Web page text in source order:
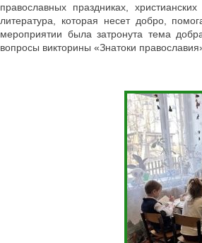
православных праздниках,
литература, которая несет добро,
мероприятии была затронута тема
вопросы викторины «Знатоки